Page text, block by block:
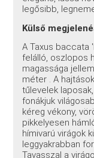
legősibb,
Külső
A Taxus baccata
felálló, oszlopos
magassága
méter . A
tűlevelek
fonákjuk
kéreg vékony,
pikkelyesen
hímivarú virágok
leggyakrabban
Tavasszal a